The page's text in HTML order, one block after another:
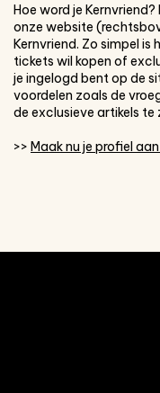
Hoe word je
onze website
Kernvriend. Zo simpel is
tickets wil kopen of
je ingelogd bent op de
voordelen zoals de
de exclusieve artikels te
>> Maak nu je profiel